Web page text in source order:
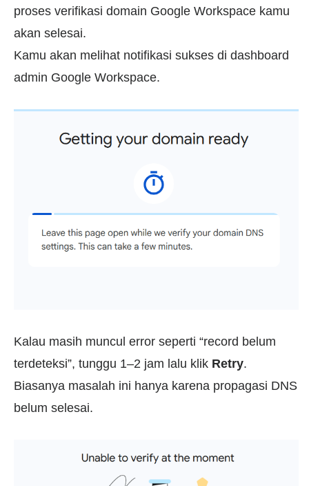
proses verifikasi domain Google Workspace kamu
akan selesai.
Kamu akan melihat notifikasi sukses di dashboard
admin Google Workspace.
Kalau masih muncul error seperti “record belum
terdeteksi”, tunggu 1–2 jam lalu klik Retry.
Biasanya masalah ini hanya karena propagasi DNS
belum selesai.